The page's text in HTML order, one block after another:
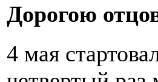
Дорогою
4 мая